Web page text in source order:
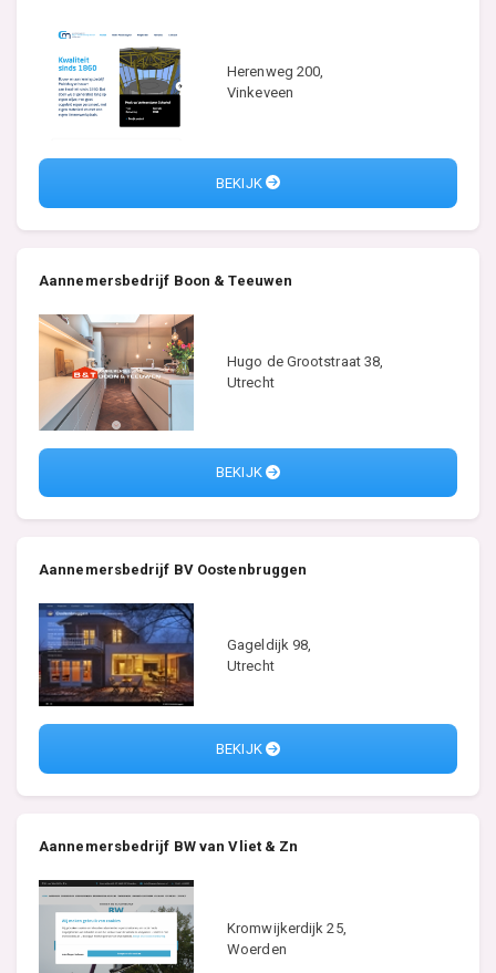
Herenweg 200,
Vinkeveen
BEKIJK
Aannemersbedrijf Boon & Teeuwen
Hugo de Grootstraat 38,
Utrecht
BEKIJK
Aannemersbedrijf BV Oostenbruggen
Gageldijk 98,
Utrecht
BEKIJK
Aannemersbedrijf BW van Vliet & Zn
Kromwijkerdijk 25,
Woerden